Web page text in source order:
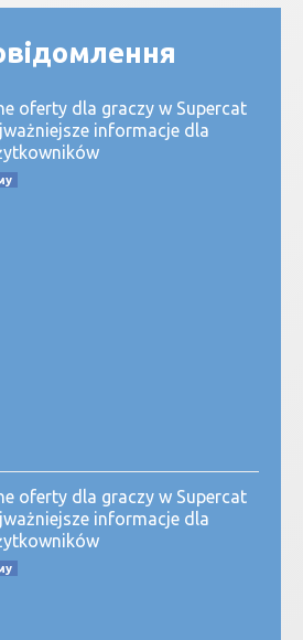
oferty dla graczy w Supercat
informacje dla
oferty dla graczy w Supercat
informacje dla